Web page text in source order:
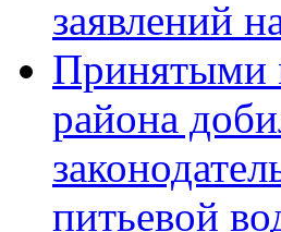
заявлений
Принятыми
района
питьевой